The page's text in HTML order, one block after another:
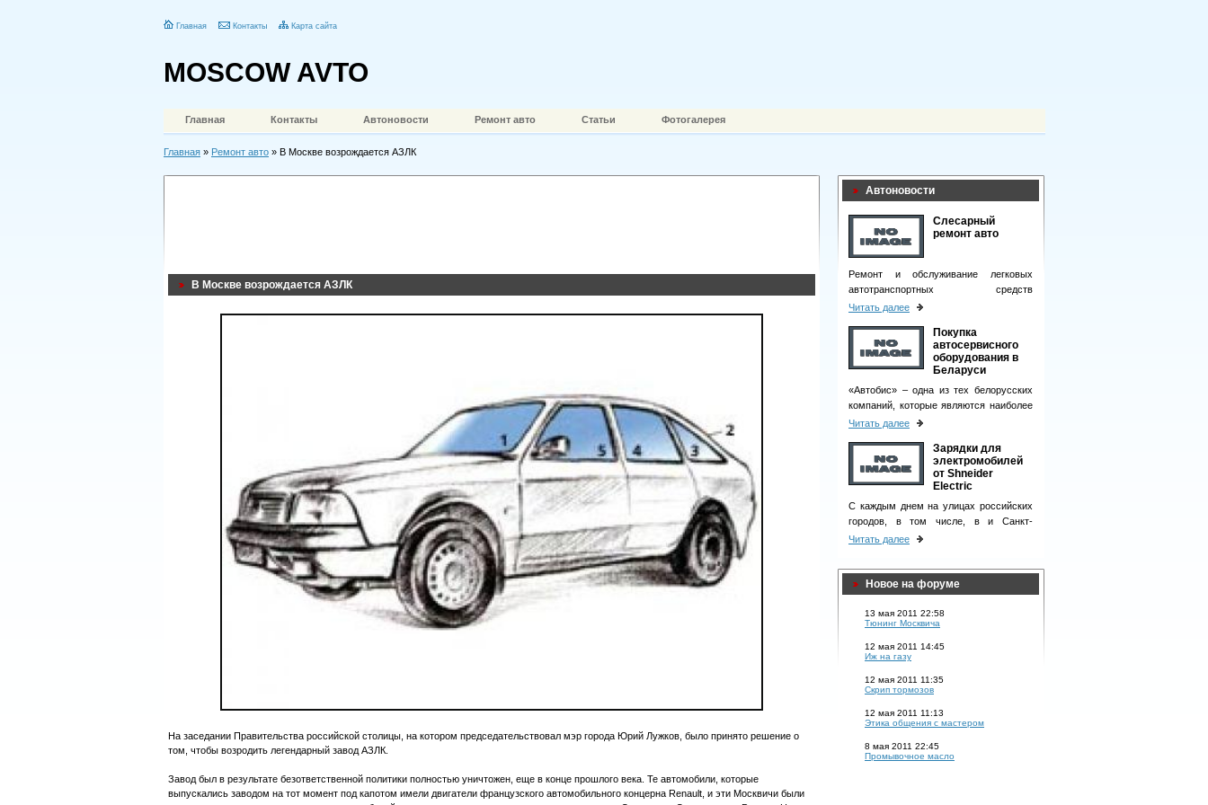
Главная Контакты Карта сайта
MOSCOW AVTO
Главная Контакты Автоновости Ремонт авто Статьи Фотогалерея
Главная » Ремонт авто » В Москве возрождается АЗЛК
В Москве возрождается АЗЛК
На заседании Правительства российской столицы, на котором председательствовал мэр города Юрий Лужков, было принято решение о
том, чтобы возродить легендарный завод АЗЛК.
Завод был в результате безответственной политики полностью уничтожен, еще в конце прошлого века. Те автомобили, которые
выпускались заводом на тот момент под капотом имели двигатели французского автомобильного концерна Renault, и эти Москвичи были
Автоновости
Слесарный
ремонт авто
Ремонт и обслуживание легковых
автотранспортных средств
подразумевает целый комплекс
Читать далее
Покупка
автосервисного
оборудования в
Беларуси
«Автобис» – одна из тех белорусских
компаний, которые являются наиболее
ответственными деловыми партнерами
доверия у клиентов.
Читать далее
Зарядки для
электромобилей
от Shneider
Electric
С каждым днем на улицах российских
городов, в том числе, в и Санкт-
Петербурге, появляется все больше
Читать далее
Новое на форуме
13 мая 2011 22:58
Тюнинг Москвича
12 мая 2011 14:45
Иж на газу
12 мая 2011 11:35
Скрип тормозов
12 мая 2011 11:13
Этика общения с мастером
8 мая 2011 22:45
Промывочное масло